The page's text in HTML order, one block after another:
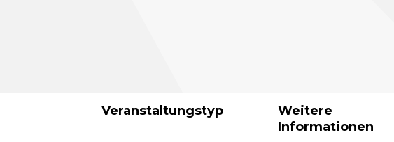
Veranstaltungstyp
Weitere
Informationen